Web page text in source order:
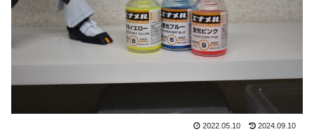
2022.05.10 2024.09.10